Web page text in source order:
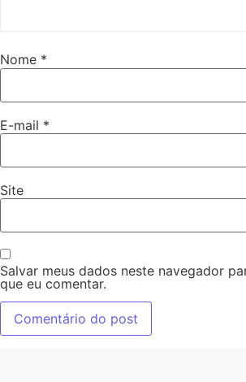
Nome *
E-mail *
Site
Salvar meus dados neste navegador
que eu comentar.